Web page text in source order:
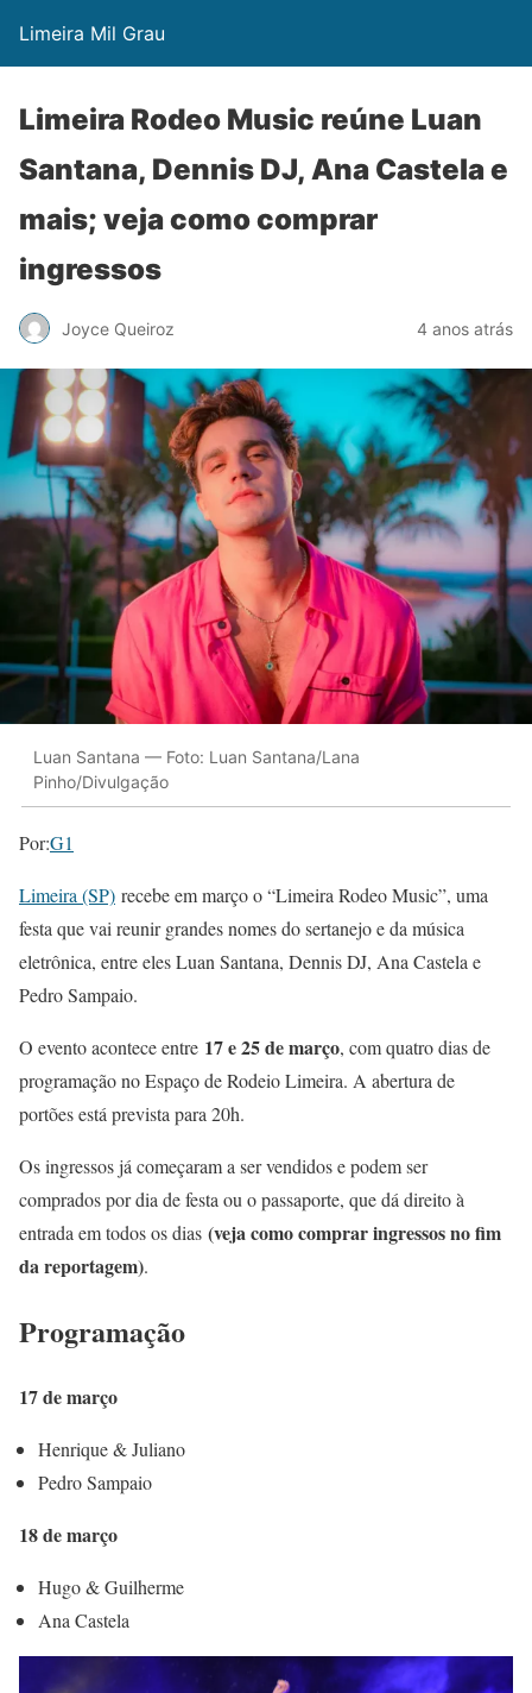
Limeira Mil Grau
Limeira Rodeo Music reúne Luan
Santana, Dennis DJ, Ana Castela e
mais; veja como comprar
ingressos
Joyce Queiroz 4 anos atrás
Luan Santana — Foto: Luan Santana/Lana
Pinho/Divulgação
Por:G1
Limeira (SP) recebe em março o “Limeira Rodeo Music”, uma
festa que vai reunir grandes nomes do sertanejo e da música
eletrônica, entre eles Luan Santana, Dennis DJ, Ana Castela e
Pedro Sampaio.
O evento acontece entre 17 e 25 de março, com quatro dias de
programação no Espaço de Rodeio Limeira. A abertura de
portões está prevista para 20h.
Os ingressos já começaram a ser vendidos e podem ser
comprados por dia de festa ou o passaporte, que dá direito à
entrada em todos os dias (veja como comprar ingressos no fim
da reportagem).
Programação
17 de março
Henrique & Juliano
Pedro Sampaio
18 de março
Hugo & Guilherme
Ana Castela